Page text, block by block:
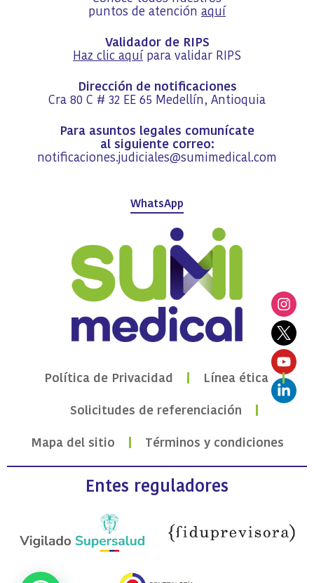
puntos de atención aquí
Validador de RIPS
Haz clic aquípara validar RIPS
Dirección de notificaciones
Cra 80 C # 32 EE 65 Medellín, Antioquia
Para asuntos legales comunícate
al siguiente correo:
notificaciones.judiciales@sumimedical.com
WhatsApp
Política de Privacidad
Línea ética
Solicitudes de referenciación
Mapa del sitio
Términos y condiciones
Entes reguladores